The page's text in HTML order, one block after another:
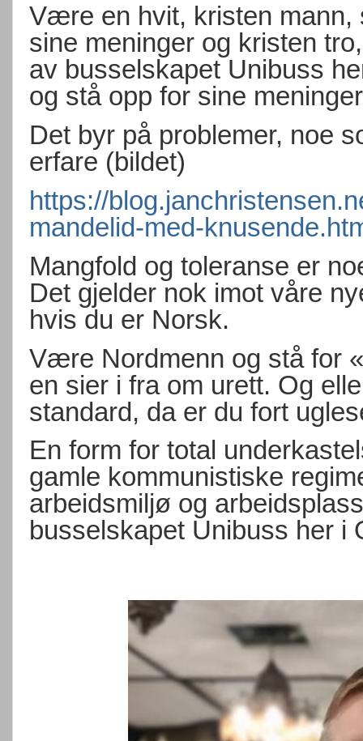
Være en hvit, kristen mann,
sine meninger og kristen
av busselskapet Unibuss
og stå opp for sine
Det byr på problemer, noe
erfare (bildet)
https://
mandelid-med-
Mangfold og toleranse er
Det gjelder nok imot våre
hvis du er Norsk.
Være Nordmenn og stå for
en sier i fra om urett. Og
standard, da er du fort
En form for total
gamle kommunistiske
arbeidsmiljø og
busselskapet Unibuss her i